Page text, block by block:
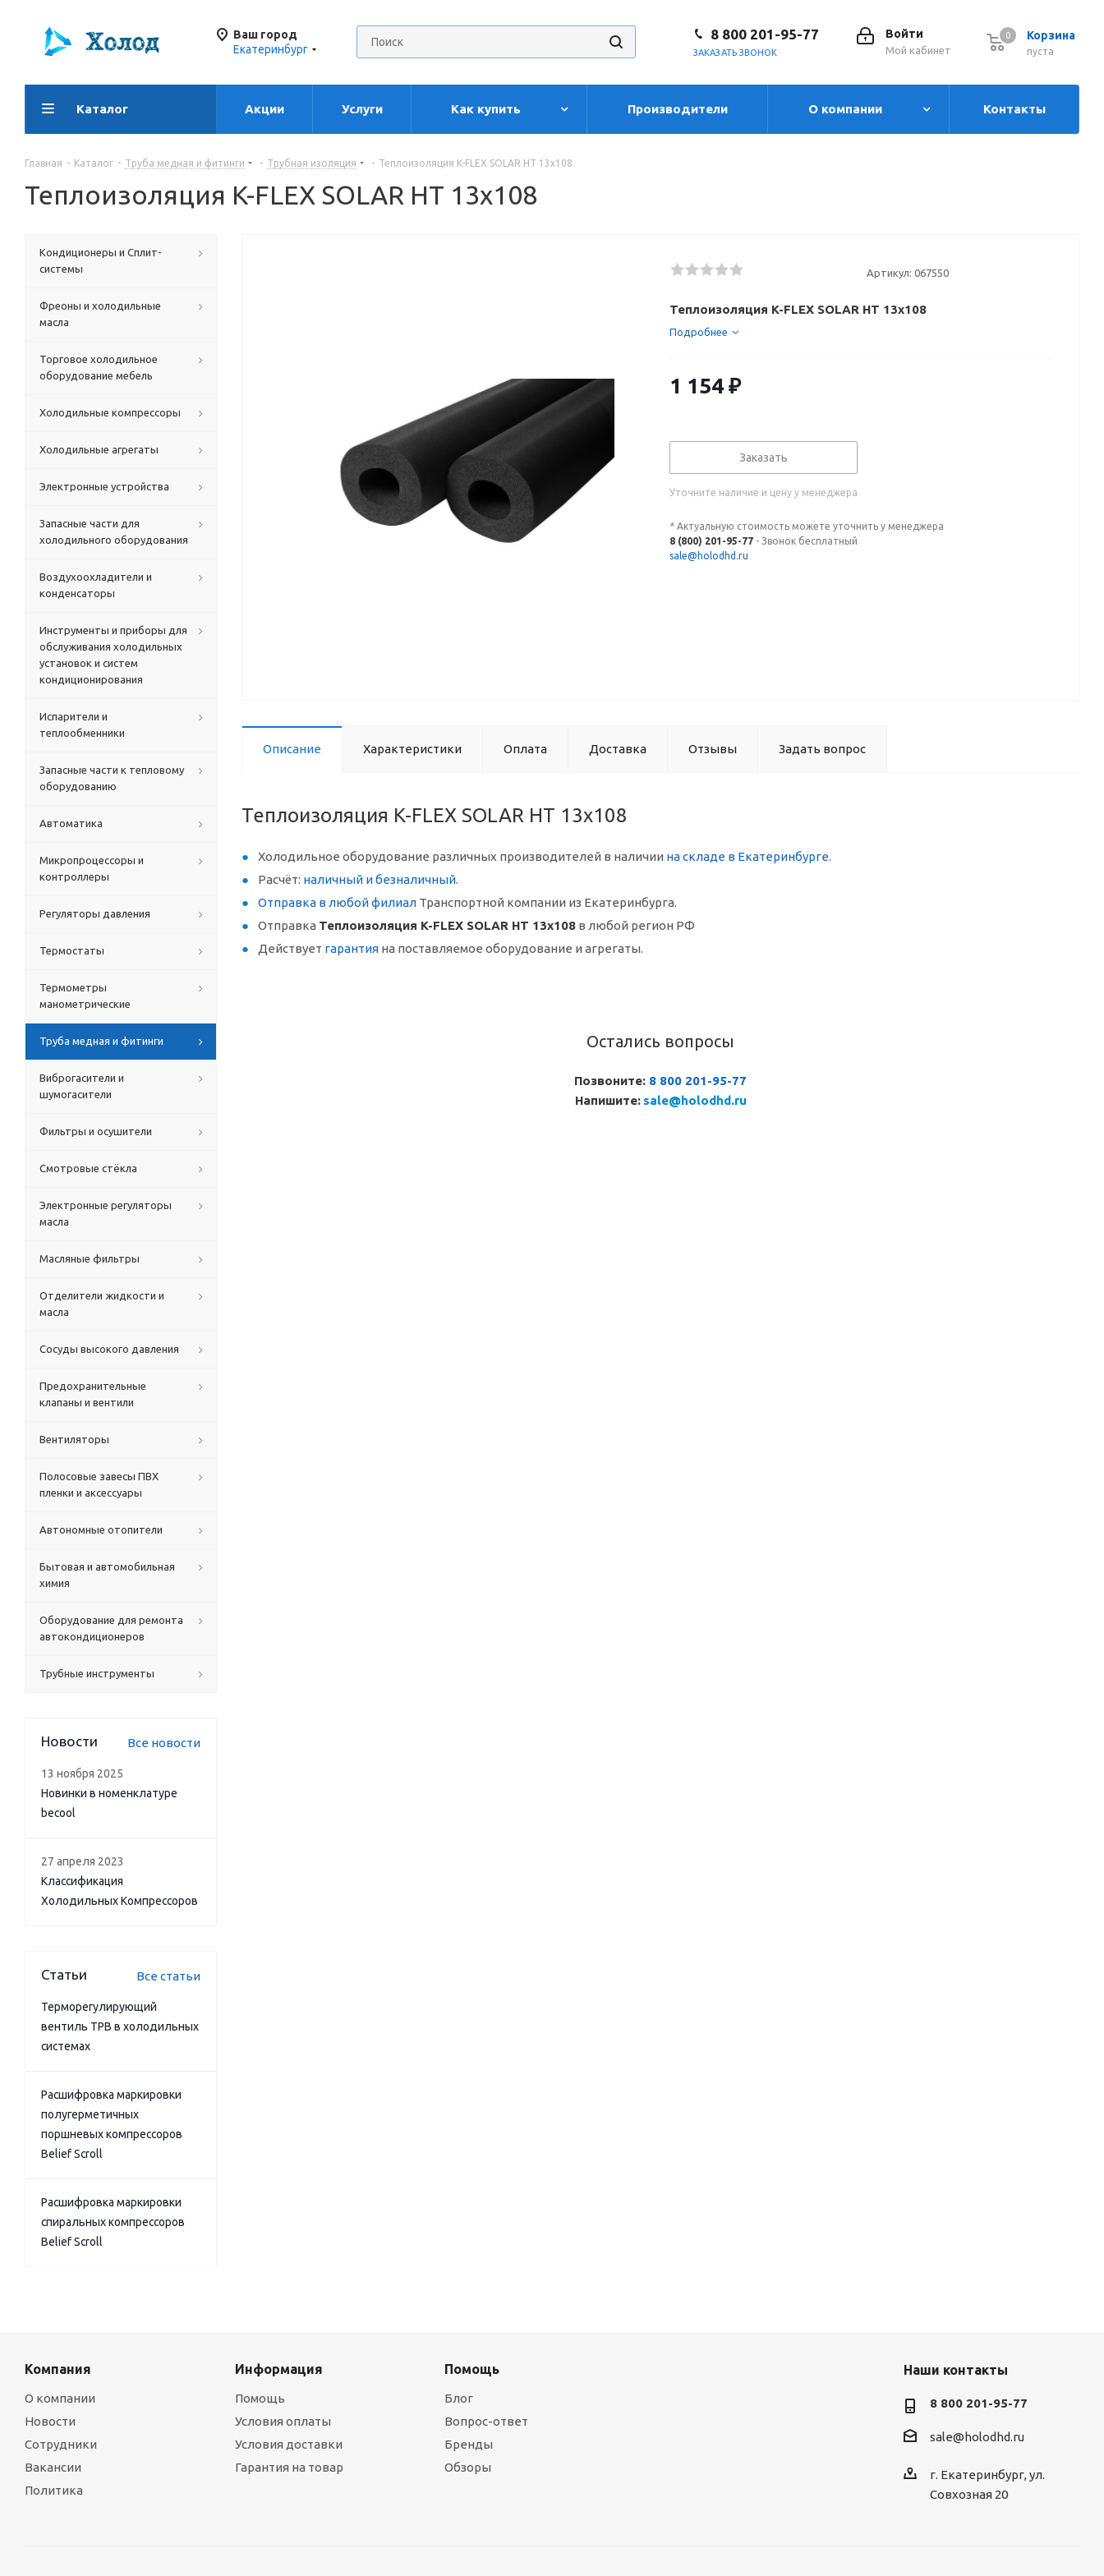
Ваш город
Екатеринбург
Корзина
0
пуста
0
Войти
Мой кабинет
8 800 201-95-77
ЗАКАЗАТЬ ЗВОНОК
Каталог Акции Услуги Как купить Производители О компании Контакты
Главная - Каталог - Труба медная и фитинги - Трубная изоляция - Теплоизоляция K-FLEX SOLAR HT 13x108
Теплоизоляция K-FLEX SOLAR HT 13x108
Артикул: 067550
Теплоизоляция K-FLEX SOLAR HT 13x108
Подробнее
1 154 ₽
Заказать
Уточните наличие и цену у менеджера
* Актуальную стоимость можете уточнить у менеджера
8 (800) 201-95-77 - Звонок бесплатный
sale@holodhd.ru
Описание Характеристики Оплата Доставка Отзывы Задать вопрос
Теплоизоляция K-FLEX SOLAR HT 13x108
Холодильное оборудование различных производителей в наличии на складе в Екатеринбурге.
Расчёт: наличный и безналичный.
Отправка в любой филиал Транспортной компании из Екатеринбурга.
Отправка Теплоизоляция K-FLEX SOLAR HT 13x108 в любой регион РФ
Действует гарантия на поставляемое оборудование и агрегаты.
Остались вопросы
Позвоните: 8 800 201-95-77
Напишите: sale@holodhd.ru
Кондиционеры и Сплит-
системы
Фреоны и холодильные
масла
Торговое холодильное
оборудование мебель
Холодильные компрессоры
Холодильные агрегаты
Электронные устройства
Запасные части для
холодильного оборудования
Воздухоохладители и
конденсаторы
Инструменты и приборы для
обслуживания холодильных
установок и систем
кондиционирования
Испарители и
теплообменники
Запасные части к тепловому
оборудованию
Автоматика
Микропроцессоры и
контроллеры
Регуляторы давления
Термостаты
Термометры
манометрические
Труба медная и фитинги
Виброгасители и
шумогасители
Фильтры и осушители
Смотровые стёкла
Электронные регуляторы
масла
Масляные фильтры
Отделители жидкости и
масла
Сосуды высокого давления
Предохранительные
клапаны и вентили
Вентиляторы
Полосовые завесы ПВХ
пленки и аксессуары
Автономные отопители
Бытовая и автомобильная
химия
Оборудование для ремонта
автокондиционеров
Трубные инструменты
Новости Все новости
13 ноября 2025
Новинки в номенклатуре
becool
27 апреля 2023
Классификация
Холодильных Компрессоров
Статьи Все статьи
Терморегулирующий
вентиль ТРВ в холодильных
системах
Расшифровка маркировки
полугерметичных
поршневых компрессоров
Belief Scroll
Расшифровка маркировки
спиральных компрессоров
Belief Scroll
Компания
О компании
Новости
Сотрудники
Вакансии
Политика
Информация
Помощь
Условия оплаты
Условия доставки
Гарантия на товар
Помощь
Блог
Вопрос-ответ
Бренды
Обзоры
Наши контакты
8 800 201-95-77
sale@holodhd.ru
г. Екатеринбург, ул.
Совхозная 20